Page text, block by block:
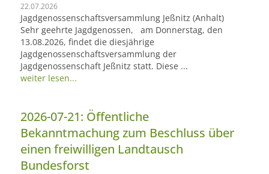
22.07.2026
Jagdgenossenschaftsversammlung Jeßnitz (Anhalt)
Sehr geehrte Jagdgenossen, am Donnerstag, den
13.08.2026, findet die diesjährige
Jagdgenossenschaftsversammlung der
Jagdgenossenschaft Jeßnitz statt. Diese ...
weiter lesen...
2026-07-21: Öffentliche
Bekanntmachung zum Beschluss über
einen freiwilligen Landtausch
Bundesforst